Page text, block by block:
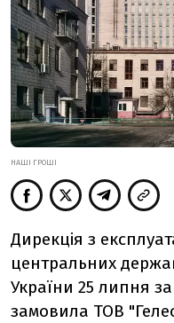
НАШІ ГРОШІ
Дирекція з
центральних
України 25 липня
замовила ТОВ